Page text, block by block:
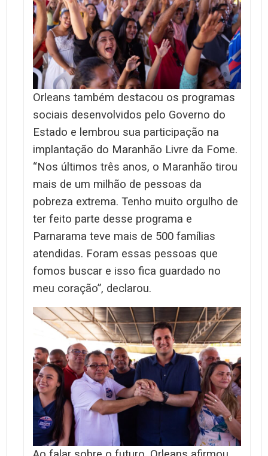
Orleans também destacou os programas
sociais desenvolvidos pelo Governo do
Estado e lembrou sua participação na
implantação do Maranhão Livre da Fome.
“Nos últimos três anos, o Maranhão tirou
mais de um milhão de pessoas da
pobreza extrema. Tenho muito orgulho de
ter feito parte desse programa e
Parnarama teve mais de 500 famílias
atendidas. Foram essas pessoas que
fomos buscar e isso fica guardado no
meu coração”, declarou.